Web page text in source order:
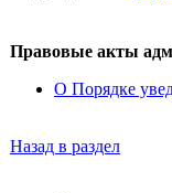
Правовые акты
О Порядке
Назад в раздел